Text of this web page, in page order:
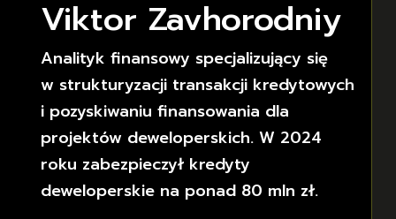
Viktor Zavhorodniy
Analityk finansowy specjalizujący się
w strukturyzacji transakcji kredytowych
i pozyskiwaniu finansowania dla
projektów deweloperskich. W 2024
roku zabezpieczył kredyty
deweloperskie na ponad 80 mln zł.